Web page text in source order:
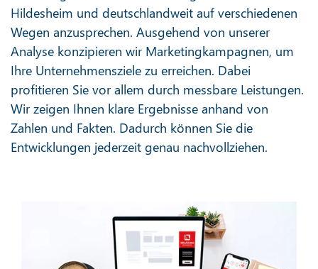
Hildesheim und deutschlandweit auf verschiedenen
Wegen anzusprechen. Ausgehend von unserer
Analyse konzipieren wir Marketingkampagnen, um
Ihre Unternehmensziele zu erreichen. Dabei
profitieren Sie vor allem durch messbare Leistungen.
Wir zeigen Ihnen klare Ergebnisse anhand von
Zahlen und Fakten. Dadurch können Sie die
Entwicklungen jederzeit genau nachvollziehen.